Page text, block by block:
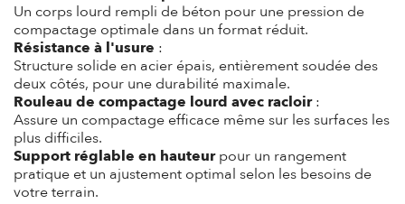
Un corps lourd rempli de béton pour une pression de
compactage optimale dans un format réduit.
Résistance à l'usure :
Structure solide en acier épais, entièrement soudée des
deux côtés, pour une durabilité maximale.
Rouleau de compactage lourd avec racloir:
Assure un compactage efficace même sur les surfaces les
plus difficiles.
Support réglable en hauteurpour un rangement
pratique et un ajustement optimal selon les besoins de
votre terrain.